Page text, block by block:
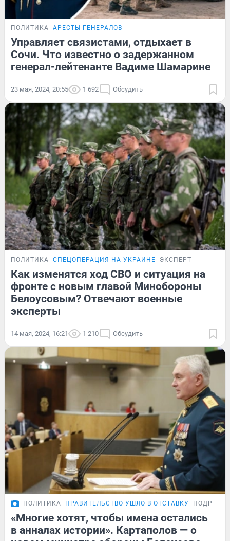
ПОЛИТИКА АРЕСТЫ ГЕНЕРАЛОВ
Управляет связистами, отдыхает в
Сочи. Что известно о задержанном
генерал-лейтенанте Вадиме Шамарине
23 мая, 2024, 20:55 1 692 Обсудить
ПОЛИТИКА СПЕЦОПЕРАЦИЯ НА УКРАИНЕ ЭКСПЕРТ
Как изменятся ход СВО и ситуация на
фронте с новым главой Минобороны
Белоусовым? Отвечают военные
эксперты
14 мая, 2024, 16:21 1 210 Обсудить
ПОЛИТИКА ПРАВИТЕЛЬСТВО УШЛО В ОТСТАВКУ
«Многие хотят, чтобы имена остались
в анналах истории». Картаполов — о